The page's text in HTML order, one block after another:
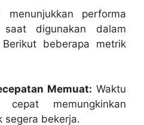
performa
saat digunakan dalam
beberapa metrik
Memuat: Waktu
memungkinkan
segera bekerja.